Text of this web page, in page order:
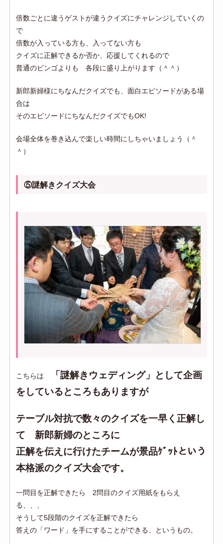
倍数ごとに違うゲストが違うクイズにチャレンジしていくの
で
倍数が入っている方も、入ってない方も
クイズに正解できるか否か、応援してくれるので
普通のビンゴよりも 各段に盛り上がります（＾＾）
新郎新婦様にちなんだクイズでも、面白エピソードがある場
合は
そのエピソードにちなんだクイズでもOK!
会場全体を巻き込んで楽しい時間にしちゃいましょう（＾
＾）
⑤謎解きクイズ大会
こちらは
「謎解きウェディング」として企画
をしているところもありますが
テーブル対抗で数々のクイズを一早く正解し
て 新郎新婦のところに
正解を伝えに行けたチームが景品ｹﾞｯﾄという
本格派のクイズ大会です。
一問目を正解できたら 2問目のクイズ用紙をもらえ
る、、、
そうして5段階のクイズを正解できたら
答えの「ワード」を手にすることができる、というもの。